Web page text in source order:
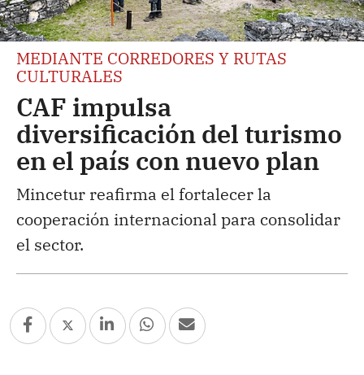
MEDIANTE CORREDORES Y RUTAS
CULTURALES
CAF impulsa
diversificación del turismo
en el país con nuevo plan
Mincetur reafirma el fortalecer la
cooperación internacional para consolidar
el sector.